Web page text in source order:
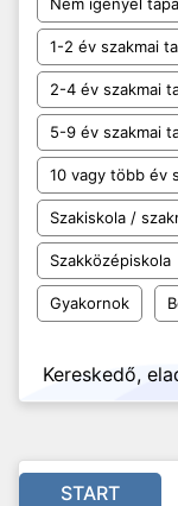
1-2 év szakmai
2-4 év szakmai
5-9 év szakmai
10 vagy több év
Szakiskola /
Szakközépiskola
Gyakornok
Kereskedő,
START